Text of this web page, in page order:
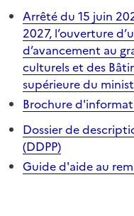
Arrêté du 15 juin
2027, l’ouverture
d’avancement au
culturels et des
supérieure du
Brochure
Dossier de
(DDPP)
Guide d'aide au